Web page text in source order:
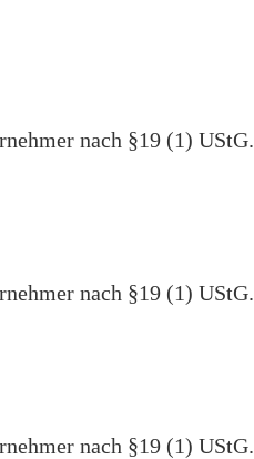
nach §19 (1) UStG.
nach §19 (1) UStG.
nach §19 (1) UStG.